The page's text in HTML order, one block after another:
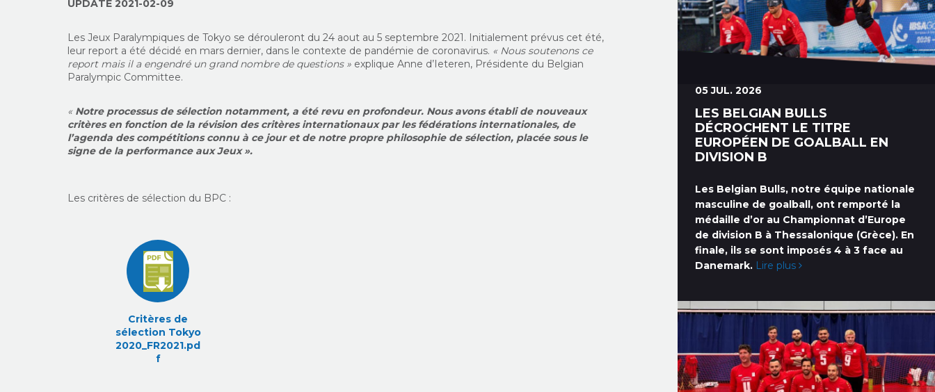
UPDATE 2021-02-09
Les Jeux Paralympiques de Tokyo se dérouleront du 24 aout au 5 septembre 2021. Initialement prévus cet été,
leur report a été décidé en mars dernier, dans le contexte de pandémie de coronavirus. « Nous soutenons ce
report mais il a engendré un grand nombre de questions » explique Anne d’Ieteren, Présidente du Belgian
Paralympic Committee.
«Notre processus de sélection notamment, a été revu en profondeur. Nous avons établi de nouveaux
critères en fonction de la révision des critères internationaux par les fédérations internationales, de
l’agenda des compétitions connu à ce jour et de notre propre philosophie de sélection, placée sous le
signe de la performance aux Jeux ».
Les critères de sélection du BPC :
Critères de
sélection Tokyo
2020_FR2021.pd
f
05 JUL. 2026
LES BELGIAN BULLS
DÉCROCHENT LE TITRE
EUROPÉEN DE GOALBALL EN
DIVISION B
Les Belgian Bulls, notre équipe nationale
masculine de goalball, ont remporté la
médaille d’or au Championnat d’Europe
de division B à Thessalonique (Grèce). En
finale, ils se sont imposés 4 à 3 face au
Danemark. Lire plus